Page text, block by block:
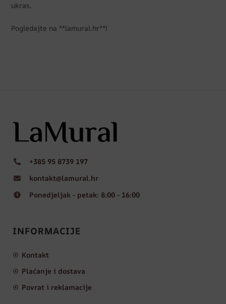
ukras.
Pogledajte na **lamural.hr**!
+385 95 8739 197
kontakt@lamural.hr
Ponedjeljak - petak: 8:00 - 16:00
INFORMACIJE
Kontakt
Plaćanje i dostava
Povrat i reklamacije